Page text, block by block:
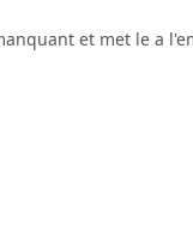
et met le a